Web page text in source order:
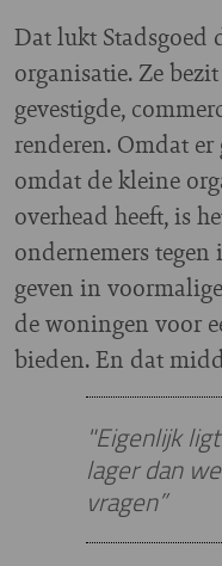
Dat lukt Stadsgoed
organisatie. Ze
gevestigde,
renderen. Omdat
omdat de kleine
overhead heeft, is
ondernemers
geven in
de woningen voor
bieden. En dat
"Eigenlijk
lager dan
vragen”